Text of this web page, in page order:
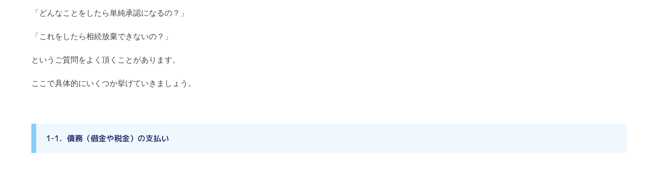
「どんなことをしたら単純承認になるの？」
「これをしたら相続放棄できないの？」
というご質問をよく頂くことがあります。
ここで具体的にいくつか挙げていきましょう。
1-1．債務（借金や税金）の支払い